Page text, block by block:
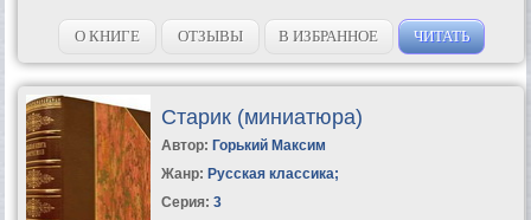
О КНИГЕ ОТЗЫВЫ В ИЗБРАННОЕ ЧИТАТЬ
Старик (миниатюра)
Автор: Горький Максим
Жанр: Русская классика;
Серия: 3